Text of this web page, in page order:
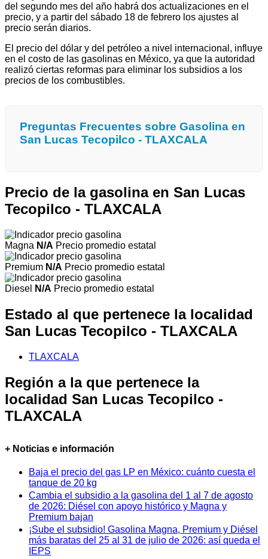
del segundo mes del año habrá dos actualizaciones en el
precio, y a partir del sábado 18 de febrero los ajustes al
precio serán diarios.
El precio del dólar y del petróleo a nivel internacional, influye
en el costo de las gasolinas en México, ya que la autoridad
realizó ciertas reformas para eliminar los subsidios a los
precios de los combustibles.
Preguntas Frecuentes sobre Gasolina en
San Lucas Tecopilco - TLAXCALA
Precio de la gasolina en San Lucas
Tecopilco - TLAXCALA
Magna N/A Precio promedio estatal
Premium N/A Precio promedio estatal
Diesel N/A Precio promedio estatal
Estado al que pertenece la localidad
San Lucas Tecopilco - TLAXCALA
TLAXCALA
Región a la que pertenece la
localidad San Lucas Tecopilco -
TLAXCALA
+ Noticias e información
Baja el precio del gas LP en México: cuánto cuesta el
tanque de 20 kg
Cambia el subsidio a la gasolina del 1 al 7 de agosto
de 2026: Diésel con apoyo histórico y Magna y
Premium bajan
¡Sube el subsidio! Gasolina Magna, Premium y Diésel
más baratas del 25 al 31 de julio de 2026: así queda el
IEPS